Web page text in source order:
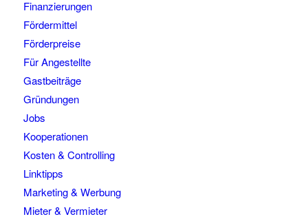
Finanzierungen
Fördermittel
Förderpreise
Für Angestellte
Gastbeiträge
Gründungen
Jobs
Kooperationen
Kosten & Controlling
Linktipps
Marketing & Werbung
Mieter & Vermieter